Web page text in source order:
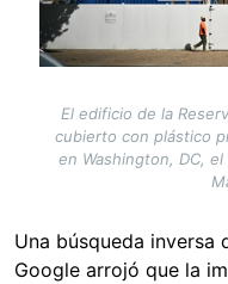
El edificio de la
cubierto con plástico
en Washington, DC,
Una búsqueda
Google arrojó que la